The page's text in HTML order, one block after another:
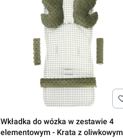
Wkładka do wózka w zestawie 4
elementowym - Krata z oliwkowym